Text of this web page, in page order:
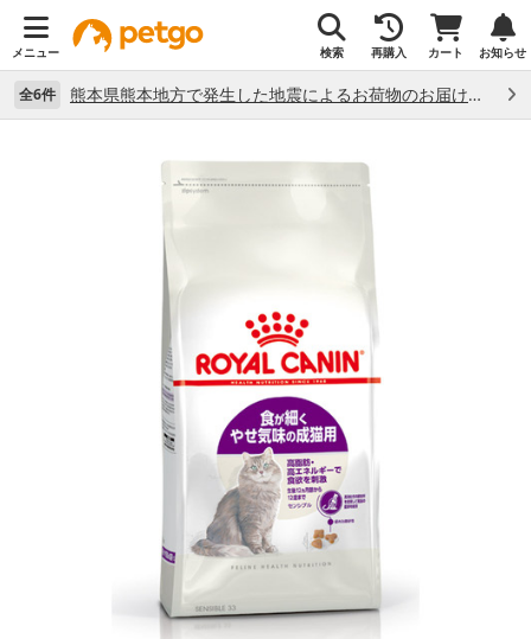
メニュー 検索 再購入 カート お知らせ
全6件 熊本県熊本地方で発生した地震によるお荷物のお届け状況について （7/28）